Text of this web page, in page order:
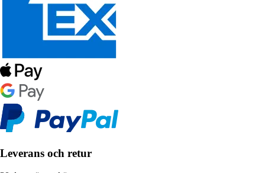
Leverans och retur